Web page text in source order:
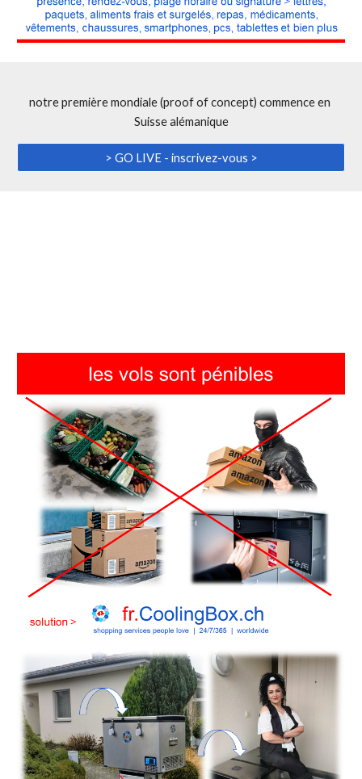
notre première mondiale (proof of concept) commence en
Suisse alémanique
> GO LIVE - inscrivez-vous >